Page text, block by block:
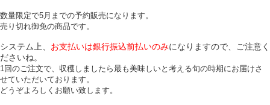
数量限定で5月までの予約販売になります。
売り切れ御免の商品です。
システム上、 お支払いは銀行振込前払いのみになりますので、ご注意く
ださいね。
1回のご注文で、収穫しましたら最も美味しいと考える旬の時期にお届けさ
せていただいております。
どうぞよろしくお願い致します。